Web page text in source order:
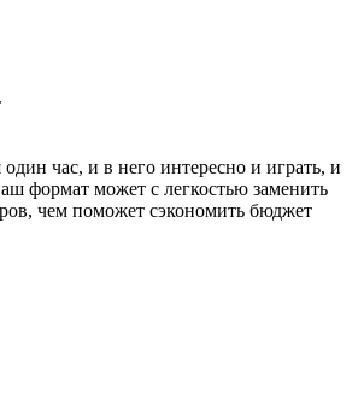
час, и в него интересно и играть, и
формат может с легкостью заменить
чем поможет сэкономить бюджет